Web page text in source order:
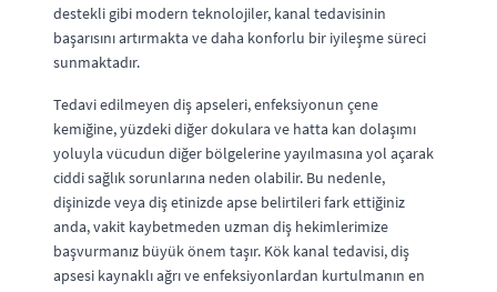
destekli gibi modern teknolojiler, kanal tedavisinin
başarısını artırmakta ve daha konforlu bir iyileşme süreci
sunmaktadır.
Tedavi edilmeyen diş apseleri, enfeksiyonun çene
kemiğine, yüzdeki diğer dokulara ve hatta kan dolaşımı
yoluyla vücudun diğer bölgelerine yayılmasına yol açarak
ciddi sağlık sorunlarına neden olabilir. Bu nedenle,
dişinizde veya diş etinizde apse belirtileri fark ettiğiniz
anda, vakit kaybetmeden uzman diş hekimlerimize
başvurmanız büyük önem taşır. Kök kanal tedavisi, diş
apsesi kaynaklı ağrı ve enfeksiyonlardan kurtulmanın en